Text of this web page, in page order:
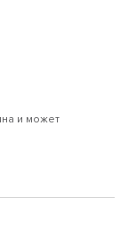
и может